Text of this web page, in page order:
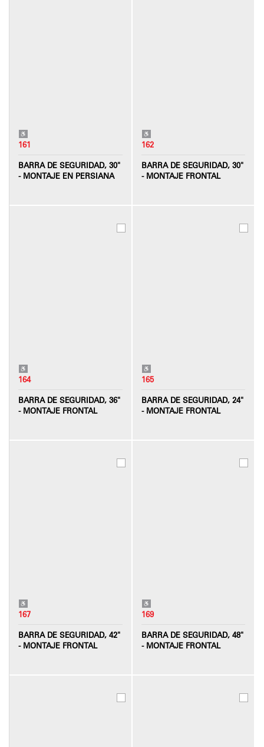
161
BARRA DE SEGURIDAD, 30"
- MONTAJE EN PERSIANA
162
BARRA DE SEGURIDAD, 30"
- MONTAJE FRONTAL
164
BARRA DE SEGURIDAD, 36"
- MONTAJE FRONTAL
165
BARRA DE SEGURIDAD, 24"
- MONTAJE FRONTAL
167
BARRA DE SEGURIDAD, 42"
- MONTAJE FRONTAL
169
BARRA DE SEGURIDAD, 48"
- MONTAJE FRONTAL